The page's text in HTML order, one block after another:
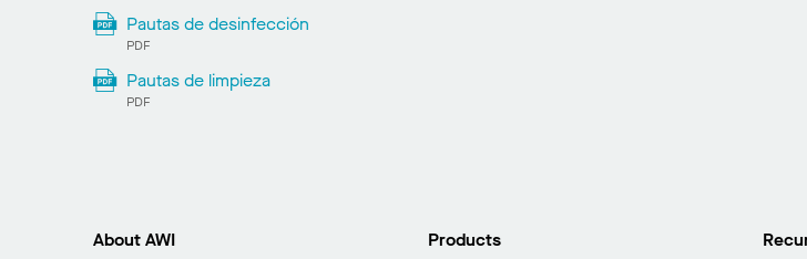
Pautas de desinfección
PDF
Pautas de limpieza
PDF
About AWI Products